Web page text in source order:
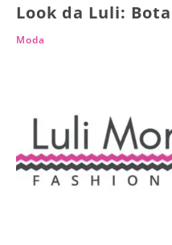
Look da Luli:
Moda